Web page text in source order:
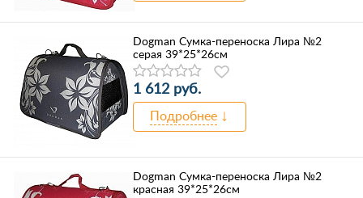
Dogman Сумка-переноска Лира №2
серая 39*25*26см
1 612 руб.
Подробнее
Dogman Сумка-переноска Лира №2
красная 39*25*26см